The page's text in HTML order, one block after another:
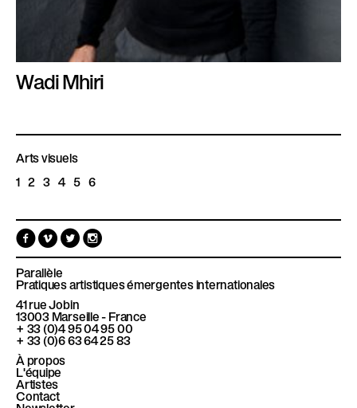
Wadi Mhiri
Arts visuels
1 2 3 4 5 6
F
a
c
e
b
o
o
k
V
i
m
e
o
T
w
i
t
e
s
a
g
a
m
Parallèle
Pratiques artistiques émergentes internationales
41 rue Jobin
13003 Marseille - France
+ 33 (0)4 95 04 95 00
+ 33 (0)6 63 64 25 83
À propos
L'équipe
Artistes
Contact